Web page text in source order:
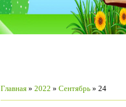
Главная » 2022 » Сентябрь » 24